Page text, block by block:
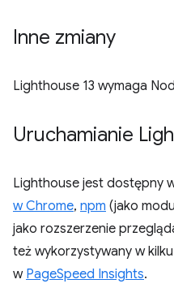
Inne zmiany
Lighthouse 13 wymaga
Uruchamianie
Lighthouse jest dostępny
w Chrome, npm (jako
jako rozszerzenie
też wykorzystywany w
w PageSpeed Insights.